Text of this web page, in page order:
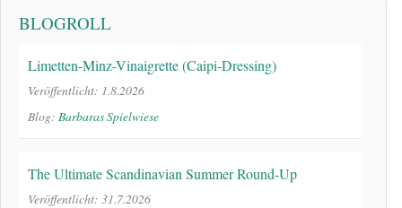
BLOGROLL
Limetten-Minz-Vinaigrette (Caipi-Dressing)
Veröffentlicht: 1.8.2026
Blog: Barbaras Spielwiese
The Ultimate Scandinavian Summer Round-Up
Veröffentlicht: 31.7.2026